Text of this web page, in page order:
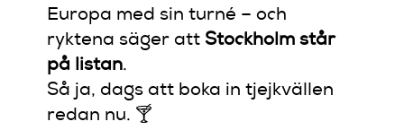
Europa med sin turné – och
ryktena säger att Stockholm står
på listan.
Så ja, dags att boka in tjejkvällen
redan nu. 🍸